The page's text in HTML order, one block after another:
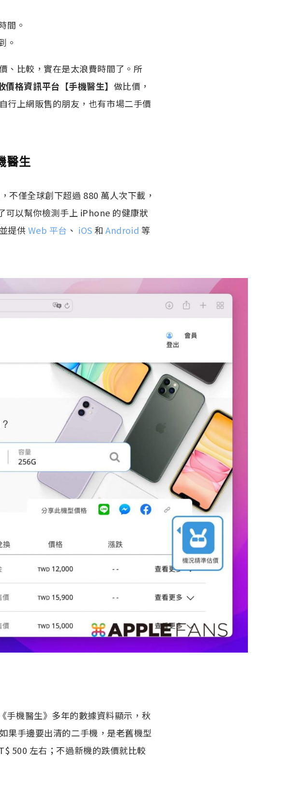
間。
。
、比較，實在是太浪費時間了。所
格資訊平台【手機醫生】 做比價，
行上網販售的朋友，也有市場二手價
醫生
不僅全球創下超過 880 萬人次下載，
可以幫你檢測手上 iPhone 的健康狀
提供 Web 平台 、 iOS 和Android 等
手機醫生》多年的數據資料顯示，秋
果手邊要出清的二手機，是老舊機型
500 左右；不過新機的跌價就比較